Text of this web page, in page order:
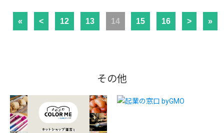
« < 12 13 14 15 16 > »
その他